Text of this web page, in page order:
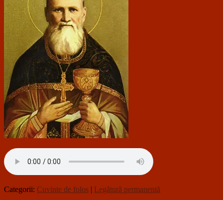
Categorii: Cuvinte de folos | Legătură permanentă